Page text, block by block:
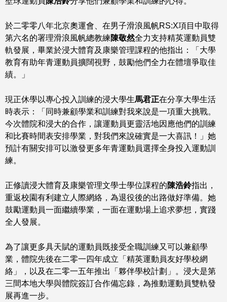
於二零零八年北京奧運會、在男子滑浪風帆RS:X項目中取得
第六名的署理滑浪風帆總教練陳敬然全力支持精英運動員雙
軌發展，畢業於浸大體育及康樂管理課程的他指出：「大學
教育有助年青運動員擴闊視野，鼓勵他們全力在體壇爭取佳
績。」
現正休學以專心投入訓練的浸大學生馬君正在分享大學生活
時表示：「同時兼顧學業和訓練對我來說是一項重大挑戰。
今次體院和浸大的合作，讓運動員更靈活地因應他們的訓練
和比賽時間表安排學業，對我們來說確實是一大喜訊！」她
預計有關安排可以激發更多年青運動員選擇全身投入運動訓
練。
正修讀浸大體育及康樂管理文學士學位課程的陳浩鈴指出，
重返校園有利建立人際網絡，為退役後的出路做好準備。她
鼓勵運動員一面繼續學業，一面在運動場上追求夢想，實踐
全人發展。
為了讓更多具天賦的運動員既接受全職訓練又可以兼顧學
業，體院先後在二零一四年成立「精英運動員友好學校網
絡」，以及在二零一五年推出「夥伴學校計劃」。浸大是第
三間本地大學與體院簽訂合作備忘錄，為推動運動員雙軌發
展再進一步。